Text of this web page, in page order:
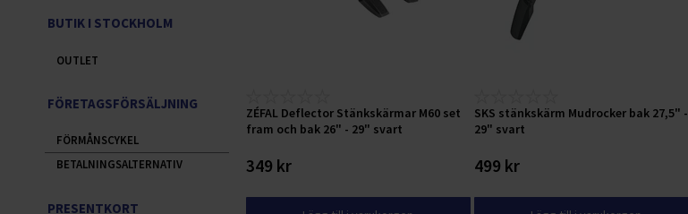
ZÉFAL Deflector Stänkskärmar M60 set
fram och bak 26" - 29" svart
349 kr
SKS stänkskärm Mudrocker bak 27,5" -
29" svart
499 kr
BUTIK I STOCKHOLM
OUTLET
FÖRETAGSFÖRSÄLJNING
FÖRMÅNSCYKEL
BETALNINGSALTERNATIV
PRESENTKORT